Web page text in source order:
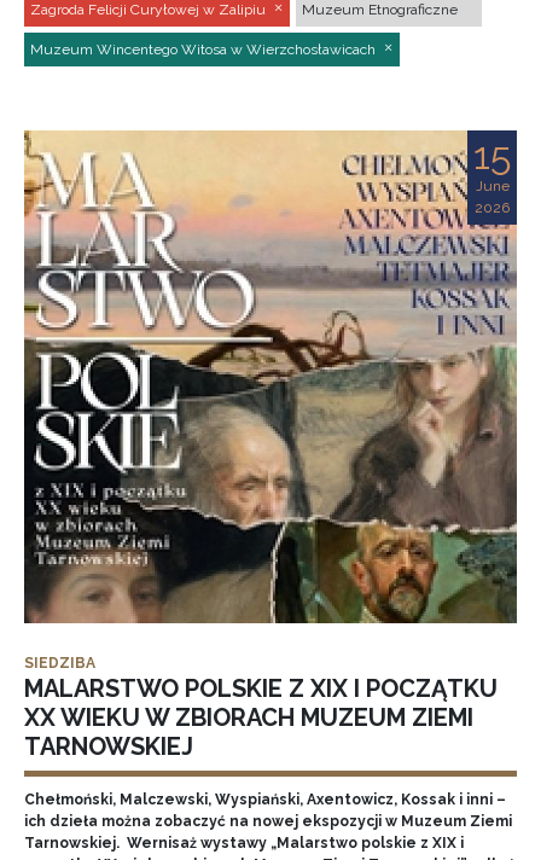
Zagroda Felicji Curyłowej w Zalipiu Muzeum Etnograficzne
Muzeum Wincentego Witosa w Wierzchosławicach
15
June
2026
SIEDZIBA
MALARSTWO POLSKIE Z XIX I POCZĄTKU
XX WIEKU W ZBIORACH MUZEUM ZIEMI
TARNOWSKIEJ
Chełmoński, Malczewski, Wyspiański, Axentowicz, Kossak i inni –
ich dzieła można zobaczyć na nowej ekspozycji w Muzeum Ziemi
Tarnowskiej. Wernisaż wystawy „Malarstwo polskie z XIX i